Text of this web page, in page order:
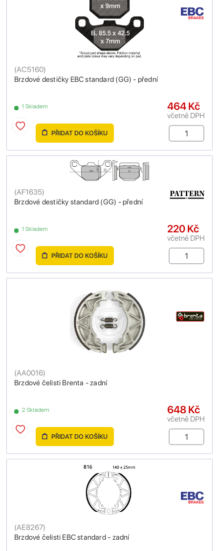
Brzdové destičky EBC standard (GG) - přední
(AC5160)
1 Skladem 464 Kč
včetně DPH
PŘIDAT DO KOŠÍKU
Brzdové destičky standard (GG) - přední
(AF1635)
1 Skladem 220 Kč
včetně DPH
PŘIDAT DO KOŠÍKU
Brzdové čelisti Brenta - zadní
(AA0016)
2 Skladem 648 Kč
včetně DPH
PŘIDAT DO KOŠÍKU
Brzdové čelisti EBC standard - zadní
(AE8267)